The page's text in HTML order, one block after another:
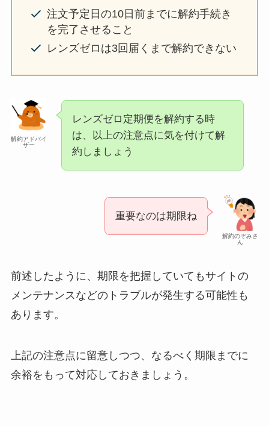
注文予定日の10日前までに解約手続き
を完了させること
レンズゼロは3回届くまで解約できない
解約アドバイ
ザー
レンズゼロ定期便を解約する時
は、以上の注意点に気を付けて解
約しましょう
解約のぞみさ
ん
重要なのは期限ね
前述したように、期限を把握していてもサイトの
メンテナンスなどのトラブルが発生する可能性も
あります。
上記の注意点に留意しつつ、なるべく期限までに
余裕をもって対応しておきましょう。